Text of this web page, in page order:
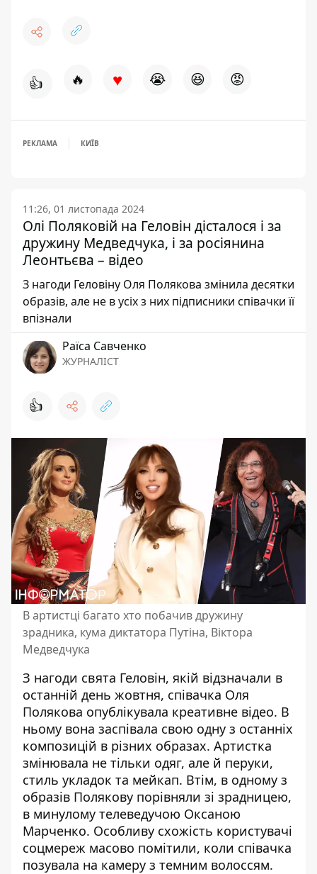
👍 🔥 ♥ 😭 😆 😡
РЕКЛАМА КИЇВ
11:26, 01 листопада 2024
Олі Поляковій на Геловін дісталося і за
дружину Медведчука, і за росіянина
Леонтьєва – відео
З нагоди Геловіну Оля Полякова змінила десятки
образів, але не в усіх з них підписники співачки її
впізнали
Раїса Савченко
ЖУРНАЛІСТ
👍
В артистці багато хто побачив дружину
зрадника, кума диктатора Путіна, Віктора
Медведчука
З нагоди свята Геловін, якій відзначали в
останній день жовтня, співачка Оля
Полякова опублікувала креативне відео. В
ньому вона заспівала свою одну з останніх
композицій в різних образах. Артистка
змінювала не тільки одяг, але й перуки,
стиль укладок та мейкап. Втім, в одному з
образів Полякову порівняли зі зрадницею,
в минулому телеведучою Оксаною
Марченко. Особливу схожість користувачі
соцмереж масово помітили, коли співачка
позувала на камеру з темним волоссям.